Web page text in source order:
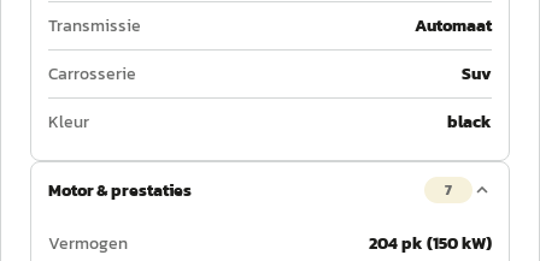
Transmissie
Automaat
Carrosserie
Suv
Kleur
black
Motor & prestaties 7
Vermogen
204 pk (150 kW)